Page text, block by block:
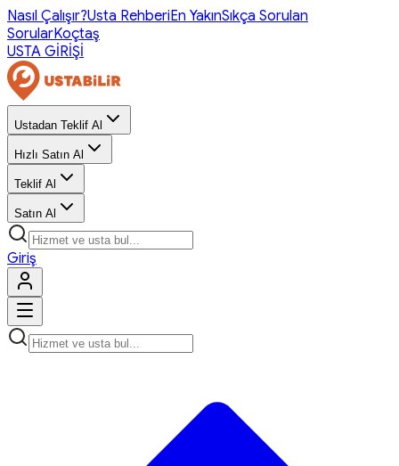
Nasıl Çalışır?Usta RehberiEn YakınSıkça Sorulan
SorularKoçtaş
USTA GİRİŞİ
Ustadan Teklif Al
Hızlı Satın Al
Teklif Al
Satın Al
Giriş